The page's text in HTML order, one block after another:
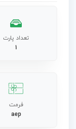
تعداد پارت
1
فرمت
aep